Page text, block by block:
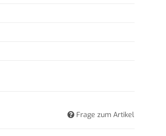
Frage zum Artikel